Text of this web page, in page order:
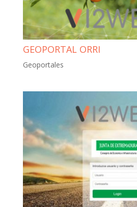
GEOPORTAL ORRI
Geoportales